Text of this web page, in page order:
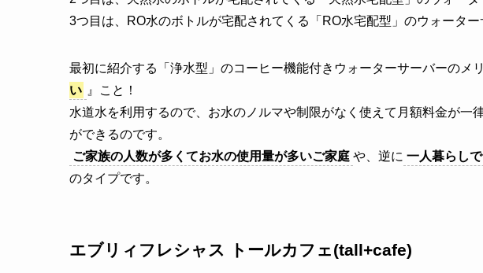
3つ目は、RO水のボトルが宅配されてくる「RO水宅配型」のウォーター
最初に紹介する「浄水型」のコーヒー機能付きウォーターサーバーのメ
い 』こと！
水道水を利用するので、お水のノルマや制限がなく使えて月額料金が一
ができるのです。
ご家族の人数が多くてお水の使用量が多いご家庭 や、逆に 一人暮らし
のタイプです。
エブリィフレシャス トールカフェ(tall+cafe)